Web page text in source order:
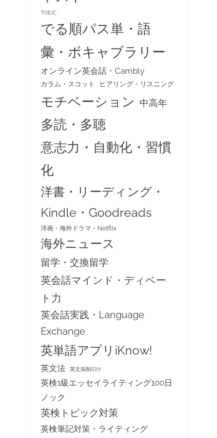
TOEIC
でる順パス単・語
彙・ボキャブラリー
オンライン英会話・Cambly
カラム・スコット ヒアリング・リスニング
モチベーション 中高年
多読・多聴
意志力・自動化・習慣
化
洋書・リーディング・
Kindle・Goodreads
洋画・海外ドラマ・Netflix
海外ニュース
留学・交換留学
英会話マインド・ディベー
ト力
英会話実践・Language
Exchange
英単語アプリiKnow!
英文法 英文添削IDIY
英検1級エッセイライティング100日
ノック
英検トピック対策
英検筆記対策・ライティング